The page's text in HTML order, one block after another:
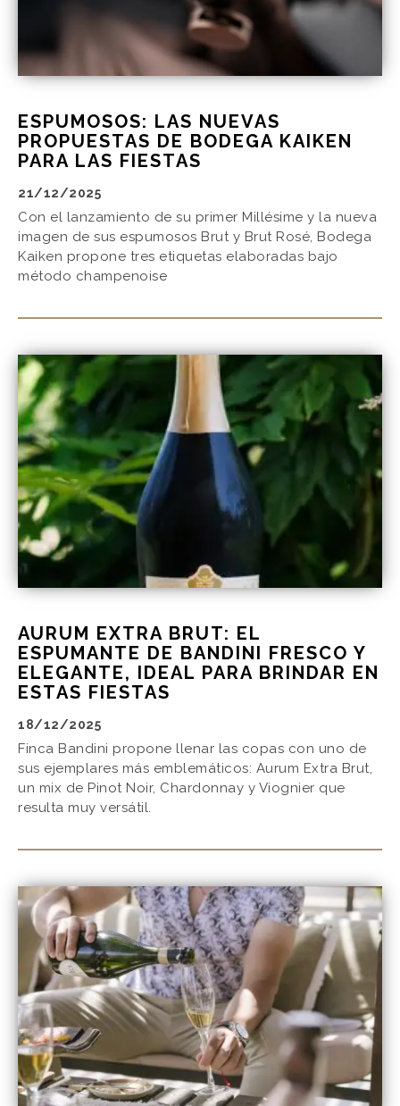
ESPUMOSOS: LAS NUEVAS
PROPUESTAS DE BODEGA KAIKEN
PARA LAS FIESTAS
21/12/2025
Con el lanzamiento de su primer Millésime y la nueva
imagen de sus espumosos Brut y Brut Rosé, Bodega
Kaiken propone tres etiquetas elaboradas bajo
método champenoise
AURUM EXTRA BRUT: EL
ESPUMANTE DE BANDINI FRESCO Y
ELEGANTE, IDEAL PARA BRINDAR EN
ESTAS FIESTAS
18/12/2025
Finca Bandini propone llenar las copas con uno de
sus ejemplares más emblemáticos: Aurum Extra Brut,
un mix de Pinot Noir, Chardonnay y Viognier que
resulta muy versátil.